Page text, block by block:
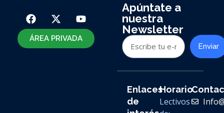
ÁREA PRIVADA
Apúntate a
nuestra
Newsletter
Enviar
Enlaces
de
Horario
Lectivos